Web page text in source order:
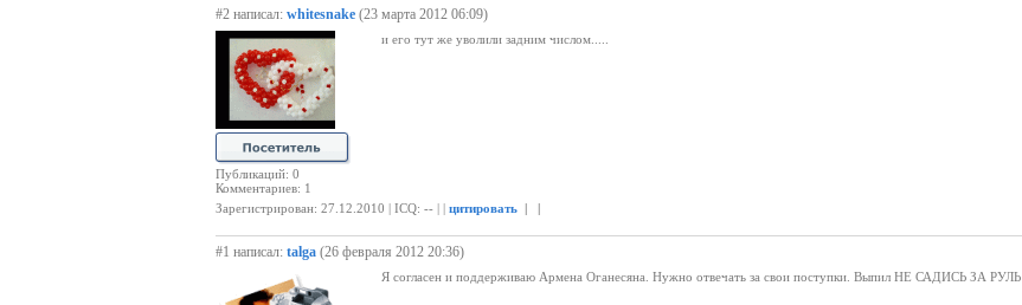
#2 написал: whitesnake (23 марта 2012 06:09)
Публикаций: 0
Комментариев: 1
и его тут же уволили задним числом.....
Зарегистрирован: 27.12.2010 | ICQ: -- | | цитировать | |
#1 написал: talga (26 февраля 2012 20:36)
Я согласен и поддерживаю Армена Оганесяна. Нужно отвечать за свои поступки. Выпил НЕ САДИСЬ ЗА РУЛЬ